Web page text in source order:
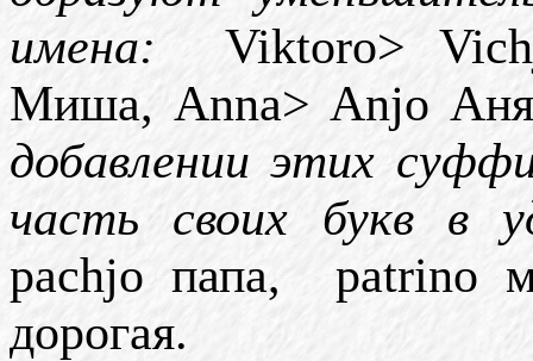
имена: Viktoro>
Миша, Anna> Anjo
добавлении этих
часть своих букв в
pachjo папа,
patrino
дорогая.